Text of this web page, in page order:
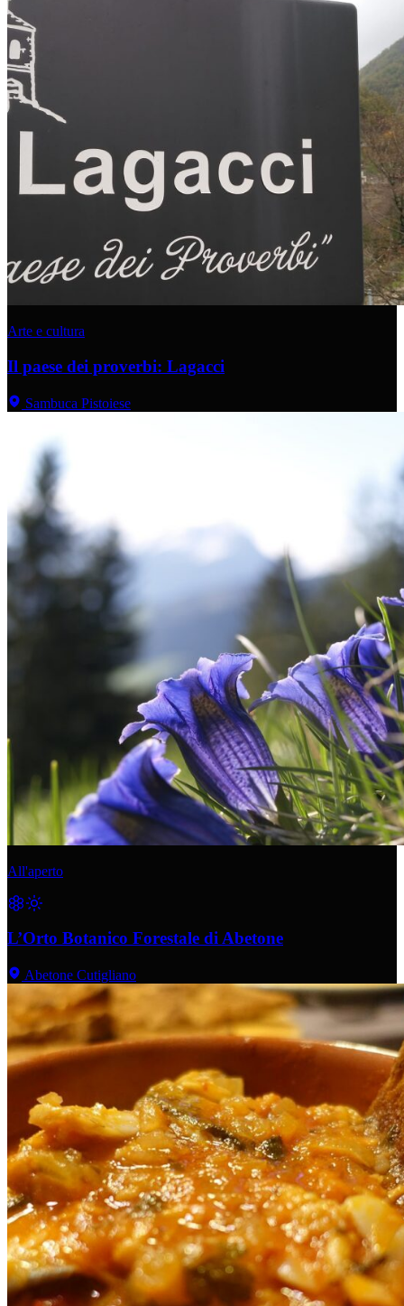
Arte e cultura
Il paese dei proverbi: Lagacci
Sambuca Pistoiese
All'aperto
L’Orto Botanico Forestale di Abetone
Abetone Cutigliano